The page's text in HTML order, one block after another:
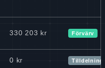
330 203 kr Förvärv
0 kr Tilldelning